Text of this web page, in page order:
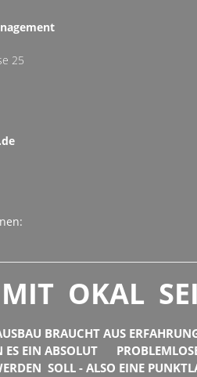
25
OKAL
BRAUCHT AUS
ES EIN ABSOLUT
SOLL - ALSO EINE